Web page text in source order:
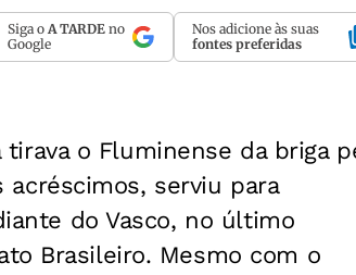
Siga o A TARDE no
Google
Nos adicione às suas
fontes preferidas
o Fluminense da briga
serviu para
do Vasco, no último
Brasileiro. Mesmo com o